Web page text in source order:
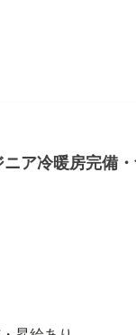
ア冷暖房完備